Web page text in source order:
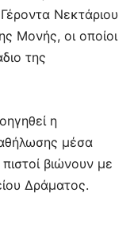
Νεκτάριου
Μονής, οι οποίοι
της
η
μέσα
βιώνουν με
Δράματος.